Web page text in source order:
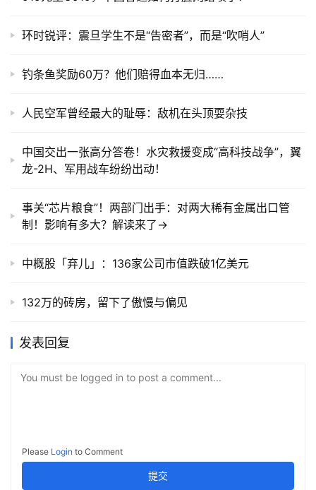
环时锐评：震旦学生不是“告密者”，而是“吹哨人”
钓条鱼奖励60万？他们赔得血本无归……
人民空军曾经最大的耻辱：敌机在头顶耍杂技
中国交出一张高分答卷！水灾救援变成“高科技战争”，翼
龙-2H、军用战车纷纷出动！
事关“芯片粮食”！两部门出手：对两大稀有金属出口管
制！影响有多大？解读来了→
中概股「弃儿」：136家公司市值跌破1亿美元
132万的砖房，留下了傲慢与偏见
发表回复
You must be logged in to post a comment...
Please Login to Comment
提交